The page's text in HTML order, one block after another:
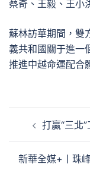
蔡奇、王毅、王小
蘇林訪華期間，雙
義共和國關于進一
推進中越命運配合
導
覽
打贏“三北
新華全媒+丨珠